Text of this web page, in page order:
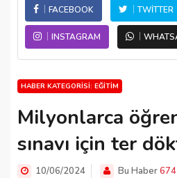
FACEBOOK TWITTER
INSTAGRAM
HABER KATEGORISI: EĞITIM
Milyonlarca
sınavı için ter
10/06/2024 Bu Haber674